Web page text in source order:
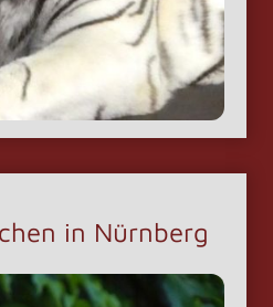
in Nürnberg